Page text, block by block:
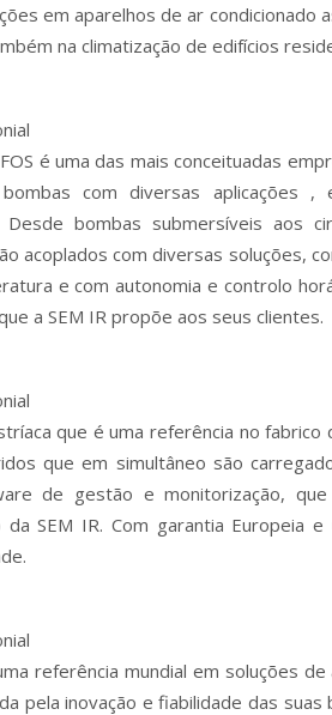
em aparelhos de ar condicionado
na climatização de edifícios
é uma das mais conceituadas
com diversas aplicações ,
Desde bombas submersíveis aos
acoplados com diversas soluções,
e com autonomia e controlo
a SEM IR propõe aos seus clientes.
que é uma referência no fabrico
que em simultâneo são
de gestão e monitorização,
SEM IR. Com garantia Europeia e
referência mundial em soluções
pela inovação e fiabilidade das suas